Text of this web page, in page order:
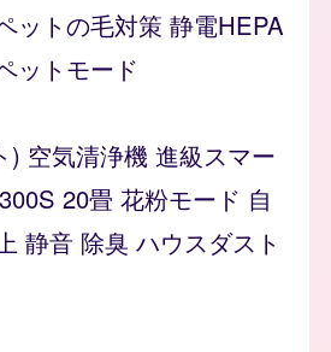
ットの毛対策 静電HEPA
ットモード
) 空気清浄機 進級スマー
20畳 花粉モード 自
静音 除臭 ハウスダスト